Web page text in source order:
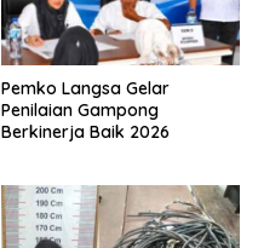
Pemko Langsa Gelar
Penilaian Gampong
Berkinerja Baik 2026